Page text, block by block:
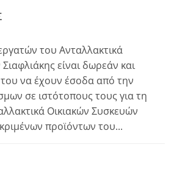
του Ανταλλακτικά
είναι δωρεάν και
του να έχουν έσοδα από την
σε ιστότοπους τους για τη
Οικιακών Συσκευών
προϊόντων του...